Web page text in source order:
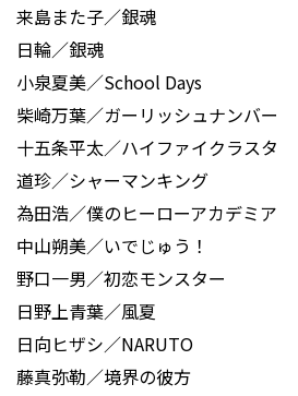
来島また子／銀魂
日輪／銀魂
小泉夏美／School Days
柴崎万葉／ガーリッシュナンバー
十五条平太／ハイファイクラスタ
道珍／シャーマンキング
為田浩／僕のヒーローアカデミア
中山朔美／いでじゅう！
野口一男／初恋モンスター
日野上青葉／風夏
日向ヒザシ／NARUTO
藤真弥勒／境界の彼方